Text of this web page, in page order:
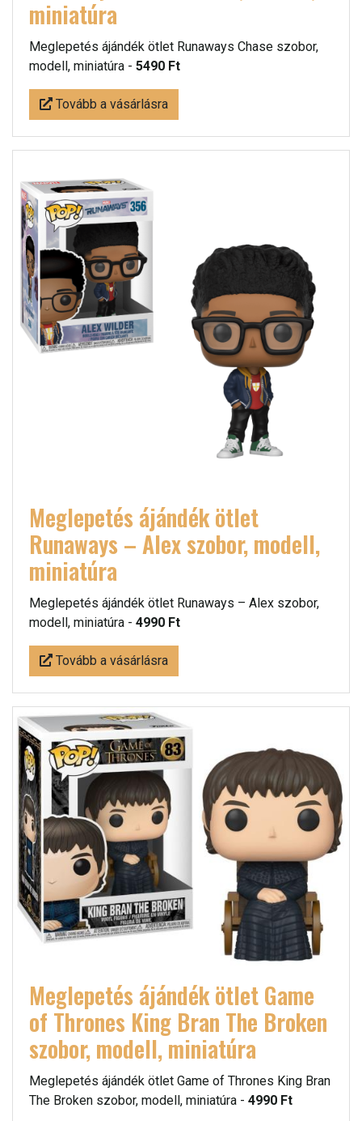
miniatúra
Meglepetés ájándék ötlet Runaways Chase szobor,
modell, miniatúra - 5490 Ft
Tovább a vásárlásra
Meglepetés ájándék ötlet
Runaways – Alex szobor, modell,
miniatúra
Meglepetés ájándék ötlet Runaways – Alex szobor,
modell, miniatúra - 4990 Ft
Tovább a vásárlásra
Meglepetés ájándék ötlet Game
of Thrones King Bran The Broken
szobor, modell, miniatúra
Meglepetés ájándék ötlet Game of Thrones King Bran
The Broken szobor, modell, miniatúra - 4990 Ft